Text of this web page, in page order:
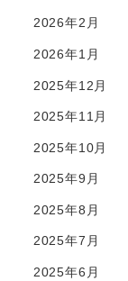
2026年2月
2026年1月
2025年12月
2025年11月
2025年10月
2025年9月
2025年8月
2025年7月
2025年6月